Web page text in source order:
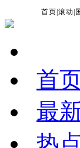
首页 |滚动
首
最